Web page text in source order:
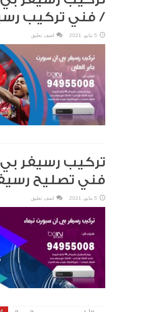
/ فني تركيب
5 مايو، 2021 اضف تعليق
فني تصليح
5 مايو، 2021 اضف تعليق